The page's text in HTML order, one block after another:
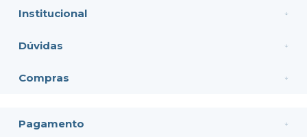
Institucional
Dúvidas
Compras
Pagamento